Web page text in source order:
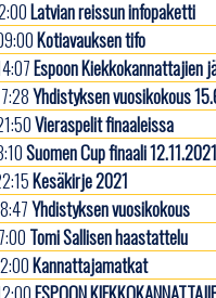
Latvian reissun infopaketti
Kotiavauksen tifo
Espoon Kiekkokannattajien
Yhdistyksen vuosikokous
Vieraspelit finaaleissa
Suomen Cup finaali 12.11.2021
Kesäkirje 2021
Yhdistyksen vuosikokous
Tomi Sallisen haastattelu
Kannattajamatkat